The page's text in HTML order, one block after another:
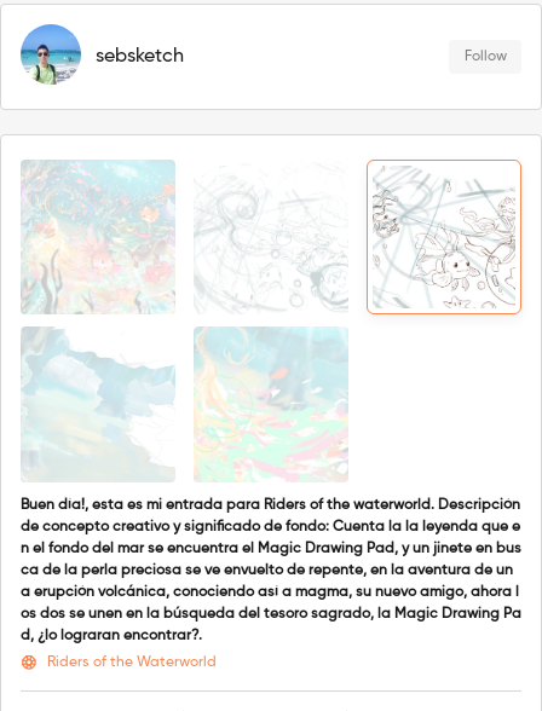
sebsketch Follow
Buen día!, esta es mi entrada para Riders of the waterworld. Descripción
de concepto creativo y significado de fondo: Cuenta la la leyenda que e
n el fondo del mar se encuentra el Magic Drawing Pad, y un jinete en bus
ca de la perla preciosa se ve envuelto de repente, en la aventura de un
a erupción volcánica, conociendo así a magma, su nuevo amigo, ahora l
os dos se unen en la búsqueda del tesoro sagrado, la Magic Drawing Pa
d, ¿lo lograran encontrar?.
Riders of the Waterworld